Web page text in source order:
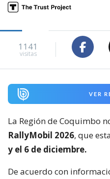
1141
visitas
VER
La Región de Coquimbo
RallyMobil 2026, que
y el 6 de diciembre.
De acuerdo con